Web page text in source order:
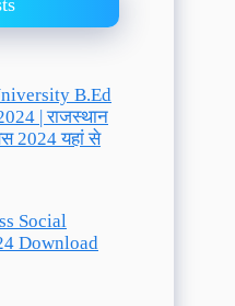
B.Ed
| राजस्थान
2024 यहां से
Social
Download